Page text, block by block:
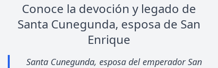
Conoce la devoción y legado de
Santa Cunegunda, esposa de San
Enrique
Santa Cunegunda, esposa del emperador San